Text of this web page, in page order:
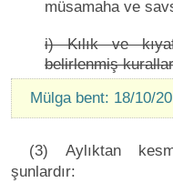
müsamaha ve
i) Kılık ve
belirlenmiş
Mülga bent: 18/10/
(3) Aylıktan
şunlardır: